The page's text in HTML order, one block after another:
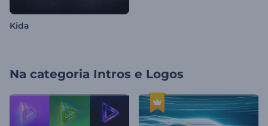
Kida
Na categoria Intros e Logos